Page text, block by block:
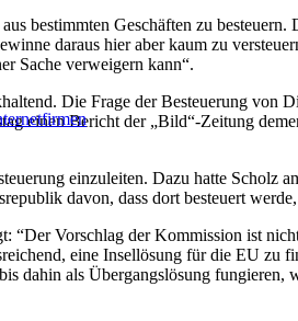
bestimmten Geschäften zu
daraus hier aber kaum zu
Sache verweigern kann“.
Die Frage der Besteuerung von
einen Bericht der „Bild“-Zeitung
einzuleiten. Dazu hatte Scholz
davon, dass dort besteuert
Vorschlag der Kommission ist
eine Insellösung für die EU
dahin als Übergangslösung